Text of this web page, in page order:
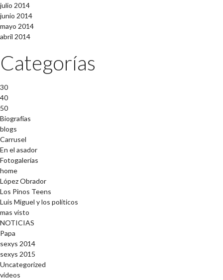
julio 2014
junio 2014
mayo 2014
abril 2014
Categorías
30
40
50
Biografías
blogs
Carrusel
En el asador
Fotogalerías
home
López Obrador
Los Pinos Teens
Luis Miguel y los políticos
mas visto
NOTICIAS
Papa
sexys 2014
sexys 2015
Uncategorized
videos